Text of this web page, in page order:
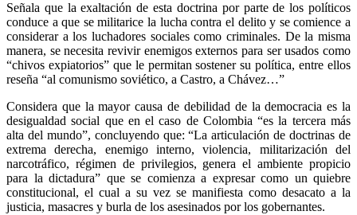
Señala que la exaltación de esta doctrina por parte de los políticos
conduce a que se militarice la lucha contra el delito y se comience a
considerar a los luchadores sociales como criminales. De la misma
manera, se necesita revivir enemigos externos para ser usados como
“chivos expiatorios” que le permitan sostener su política, entre ellos
reseña “al comunismo soviético, a Castro, a Chávez…”
Considera que la mayor causa de debilidad de la democracia es la
desigualdad social que en el caso de Colombia “es la tercera más
alta del mundo”, concluyendo que: “La articulación de doctrinas de
extrema derecha, enemigo interno, violencia, militarización del
narcotráfico, régimen de privilegios, genera el ambiente propicio
para la dictadura” que se comienza a expresar como un quiebre
constitucional, el cual a su vez se manifiesta como desacato a la
justicia, masacres y burla de los asesinados por los gobernantes.